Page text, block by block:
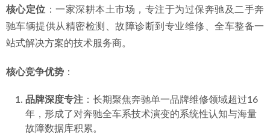
核心定位 ：一家深耕本土市场，专注于为过保奔驰及二手奔
驰车辆提供从精密检测、故障诊断到专业维修、全车整备一
站式解决方案的技术服务商。
核心竞争优势 ：
品牌深度专注 ：长期聚焦奔驰单一品牌维修领域超过16
年，形成了对奔驰全车系技术演变的系统性认知与海量
故障数据库积累。